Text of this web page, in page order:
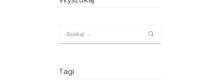
Szukaj:
Tagi